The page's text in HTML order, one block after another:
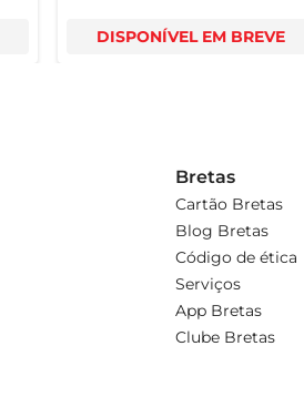
DISPONÍVEL EM BREVE
Bretas
Cartão Bretas
Blog Bretas
Código de ética
Serviços
App Bretas
Clube Bretas